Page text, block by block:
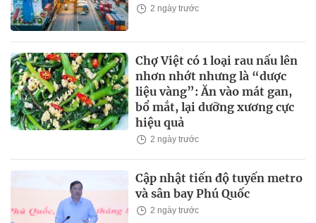
2 ngày trước
Chợ Việt có 1 loại rau nấu lên
nhơn nhớt nhưng là “dược
liệu vàng”: Ăn vào mát gan,
bổ mắt, lại dưỡng xương cực
hiệu quả
2 ngày trước
Cập nhật tiến độ tuyến metro
và sân bay Phú Quốc
2 ngày trước